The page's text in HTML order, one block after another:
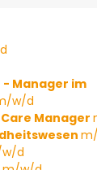
Manager im
w/d
Manager
d